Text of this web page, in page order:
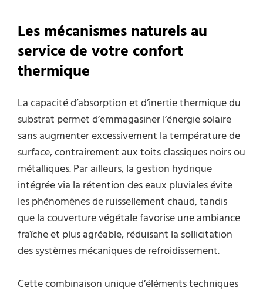
Les mécanismes naturels au
service de votre confort
thermique
La capacité d’absorption et d’inertie thermique du
substrat permet d’emmagasiner l’énergie solaire
sans augmenter excessivement la température de
surface, contrairement aux toits classiques noirs ou
métalliques. Par ailleurs, la gestion hydrique
intégrée via la rétention des eaux pluviales évite
les phénomènes de ruissellement chaud, tandis
que la couverture végétale favorise une ambiance
fraîche et plus agréable, réduisant la sollicitation
des systèmes mécaniques de refroidissement.
Cette combinaison unique d’éléments techniques